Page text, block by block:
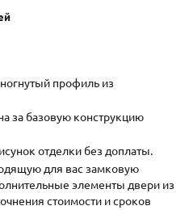
21:00, ВС - до 19:00
РАСЧЕТ
Как купить
на замер
профиль из
за базовую конструкцию
отделки без доплаты.
для вас замковую
элементы двери из
стоимости и сроков